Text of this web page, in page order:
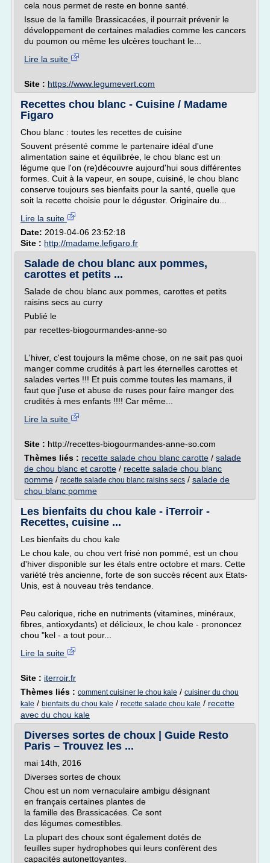
cela nous permet de reste en bonne santé.
Issue de la famille Brassicacées, il pourrait prévenir le
développement de certaines maladies comme les cancers
du poumon ou même les ulcères touchant le...
Lire la suite
Site : https://www.legumevert.com
Recettes chou blanc - Cuisine / Madame
Figaro
Chou blanc : toutes les recettes de cuisine
Souvent présenté comme le partenaire idéal d'une
alimentation saine et équilibrée, le chou blanc est un
légume que l'on (re)découvre aujourd'hui sous différentes
formes. Cuit à la vapeur, en soupe, cuisiné, le chou blanc
conserve toujours ses bienfaits pour la santé, quelle que
soit la recette choisie pour le déguster. Originaire du...
Lire la suite
Date: 2019-04-06 23:52:18
Site : http://madame.lefigaro.fr
Salade de chou blanc aux pommes,
carottes et petits ...
Salade de chou blanc aux pommes, carottes et petits
raisins secs au curry
Publié le
par recettes-biogourmandes-anne-so
L'hiver, c'est toujours la même chose, on ne sait pas quoi
manger comme crudités à part les éternelles carottes et
salades vertes !!! Et puis comme toutes les mamans, il
faut que j'use et abuse de ruses pour faire manger des
crudités à mes enfants !!!! Car même...
Lire la suite
Site : http://recettes-biogourmandes-anne-so.com
Thèmes liés : recette salade chou blanc carotte / salade
de chou blanc et carotte / recette salade chou blanc
pomme / recette salade chou blanc raisins secs / salade de
chou blanc pomme
Les bienfaits du chou kale - iTerroir -
Recettes, cuisine ...
Les bienfaits du chou kale
Le chou kale, ou chou vert frisé non pommé, est un chou
d'hiver disponible sur les étals entre octobre et mars. Cette
variété très ancienne, forte de son succès récent aux Etats-
Unis, est à nouveau très tendance.
Peu calorique, riche en nutriments (vitamines, minéraux,
fibres, antioxydants) et délicieux, le chou kale - prononcez
chou "kel - a tout pour...
Lire la suite
Site : iterroir.fr
Thèmes liés : comment cuisiner le chou kale / cuisiner du chou
kale / bienfaits du chou kale / recette salade chou kale / recette
avec du chou kale
Diverses sortes de choux | Guide Resto
Paris – Trouvez les ...
mai 14th, 2016
Diverses sortes de choux
Chou est un nom vernaculaire ambigu désignant
en français certaines plantes de
la famille des Brassicacées. Ce sont
des légumes comestibles.
La plupart des choux sont également dotés de
feuilles super hydrophobes qui leurs confèrent des
capacités autonettoyantes.